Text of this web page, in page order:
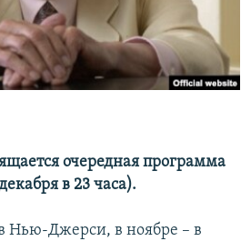
очередная программа
в 23 часа).
Нью-Джерси, в ноябре – в